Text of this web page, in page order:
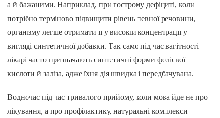
а й бажаними. Наприклад, при гострому дефіциті, коли
потрібно терміново підвищити рівень певної речовини,
організму легше отримати її у високій концентрації у
вигляді синтетичної добавки. Так само під час вагітності
лікарі часто призначають синтетичні форми фолієвої
кислоти й заліза, адже їхня дія швидка і передбачувана.
Водночас під час тривалого прийому, коли мова йде не про
лікування, а про профілактику, натуральні комплекси